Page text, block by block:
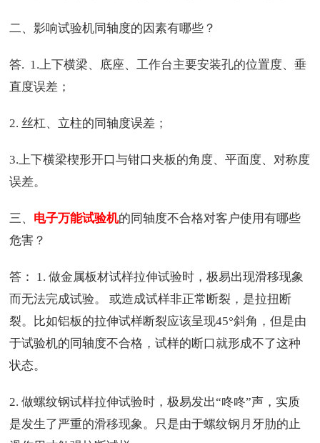
二、影响试验机同轴度的因素有哪些？
答. 1.上下横梁、底座、工作台主要安装孔的位置度、垂
直度误差；
2. 丝杠、立柱的同轴度误差；
3.上下横梁楔形开口与钳口夹板的角度、平面度、对称度
误差。
三、 电子万能试验机的同轴度不合格对客户使用有哪些
危害？
答： 1. 做金属板材试样拉伸试验时，极易出现滑移现象
而无法完成试验。 或造成试样非正常断裂，是拉扭断
裂。比如铝板的拉伸试样断裂应该呈现45°斜角，但是由
于试验机的同轴度不合格，试样的断口就形成不了这种
状态。
2. 做螺纹钢试样拉伸试验时，极易发出“咚咚”声，实质
是发生了严重的滑移现象。只是由于螺纹钢月牙肋的止